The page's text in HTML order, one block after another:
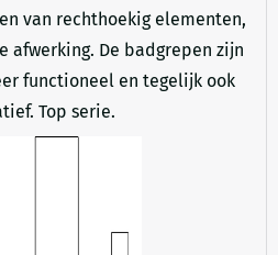
van rechthoekig elementen,
afwerking. De badgrepen zijn
functioneel en tegelijk ook
Top serie.